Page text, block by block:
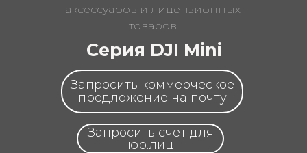
Серия DJI Mini
аксессуаров и лицензионных
товаров
Запросить коммерческое
предложение на почту
Запросить счет для
юр.лиц